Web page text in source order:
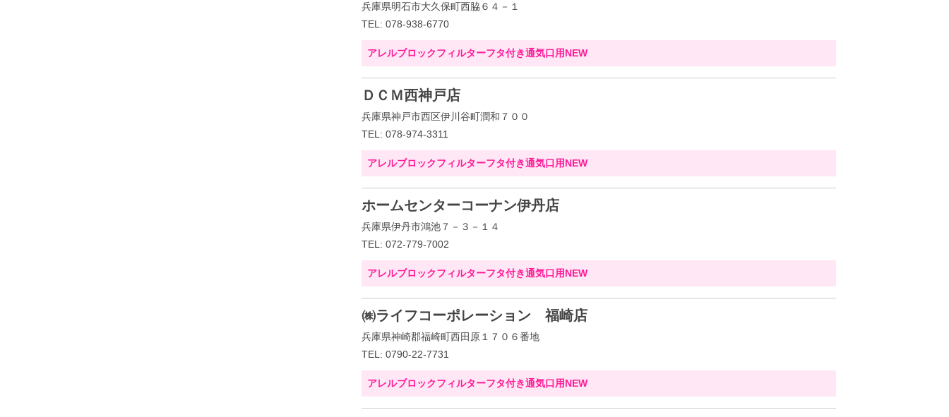
兵庫県明石市大久保町西脇６４－１
TEL: 078-938-6770
アレルブロックフィルターフタ付き通気口用NEW
ＤＣＭ西神戸店
兵庫県神戸市西区伊川谷町潤和７００
TEL: 078-974-3311
アレルブロックフィルターフタ付き通気口用NEW
ホームセンターコーナン伊丹店
兵庫県伊丹市鴻池７－３－１４
TEL: 072-779-7002
アレルブロックフィルターフタ付き通気口用NEW
㈱ライフコーポレーション 福崎店
兵庫県神崎郡福崎町西田原１７０６番地
TEL: 0790-22-7731
アレルブロックフィルターフタ付き通気口用NEW